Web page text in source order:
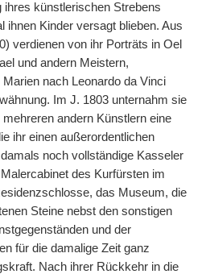
ihres künstlerischen Strebens
ihnen Kinder versagt blieben. Aus
verdienen von ihr Porträts in Oel
und andern Meistern,
nach Leonardo da Vinci
Im J. 1803 unternahm sie
andern Künstlern eine
ihr einen außerordentlichen
noch vollständige Kasseler
des Kurfürsten im
das Museum, die
Steine nebst den sonstigen
und der
für die damalige Zeit ganz
Nach ihrer Rückkehr in die